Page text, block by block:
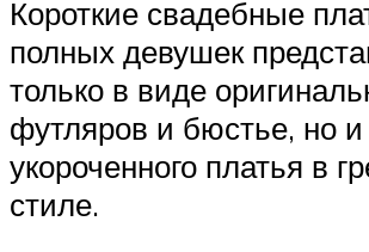
Короткие свадебные
полных девушек
только в виде
футляров и бюстье, но
укороченного платья в
стиле.